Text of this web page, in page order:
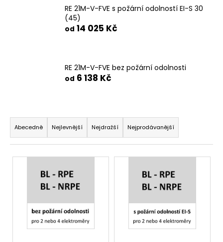
RE 21M-V-FVE s požární odolností EI-S 30
(45)
od 14 025 Kč
RE 21M-V-FVE bez požární odolnosti
od 6 138 Kč
Ř
a
z
e
Abecedně Nejlevnější Nejdražší Nejprodávanější
V
m
e